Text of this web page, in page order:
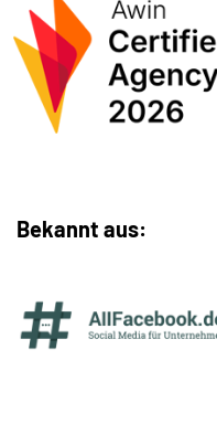
Bekannt aus: